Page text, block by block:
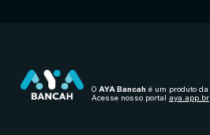
O AYA Bancah é um produto da
Acesse nosso portal aya.app.br